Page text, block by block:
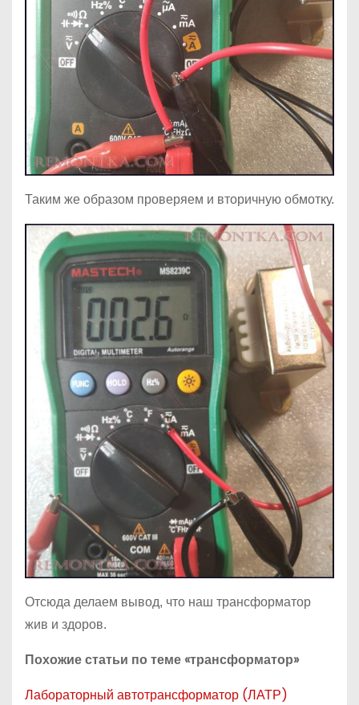
Таким же образом проверяем и вторичную обмотку.
Отсюда делаем вывод, что наш трансформатор
жив и здоров.
Похожие статьи по теме «трансформатор»
Лабораторный автотрансформатор (ЛАТР)